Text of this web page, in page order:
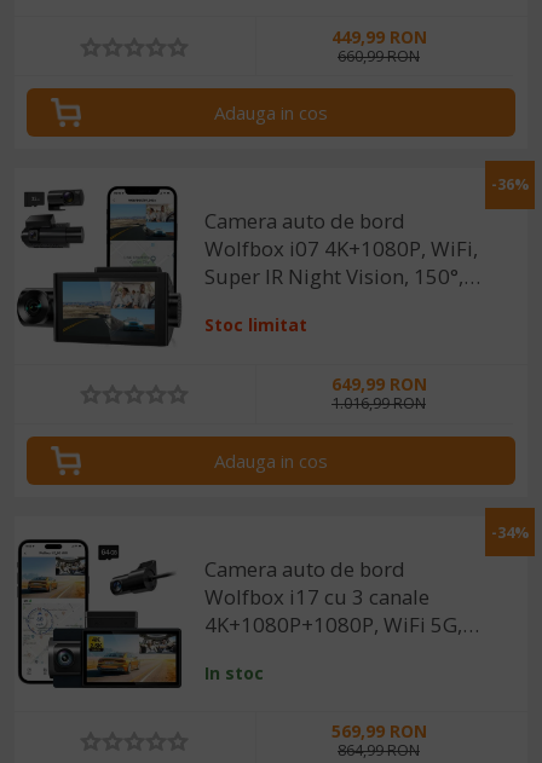
449,99 RON
660,99 RON
Adauga in cos
-36%
Camera auto de bord
Wolfbox i07 4K+1080P, WiFi,
Super IR Night Vision, 150°,
dedicata, G-sensor si
Stoc limitat
649,99 RON
1.016,99 RON
Adauga in cos
-34%
Camera auto de bord
Wolfbox i17 cu 3 canale
4K+1080P+1080P, WiFi 5G,
ecran 3", GPS, aplicatie
monitorizare parcare
In stoc
569,99 RON
864,99 RON